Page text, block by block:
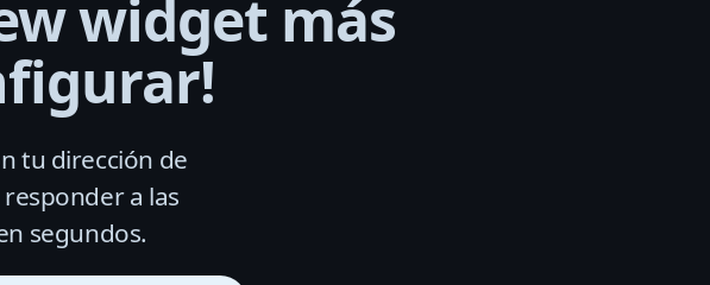
widget más
tu dirección de
a las
segundos.